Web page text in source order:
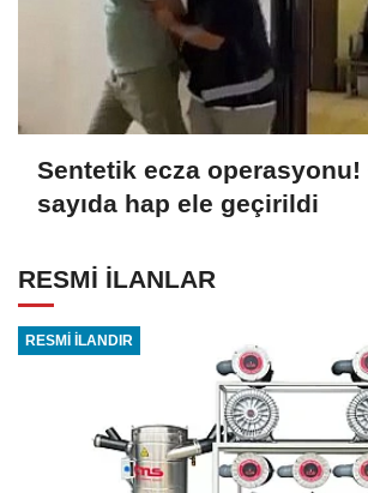
Sentetik ecza operasyonu!
sayıda hap ele geçirildi
RESMİ İLANLAR
RESMİ İLANDIR